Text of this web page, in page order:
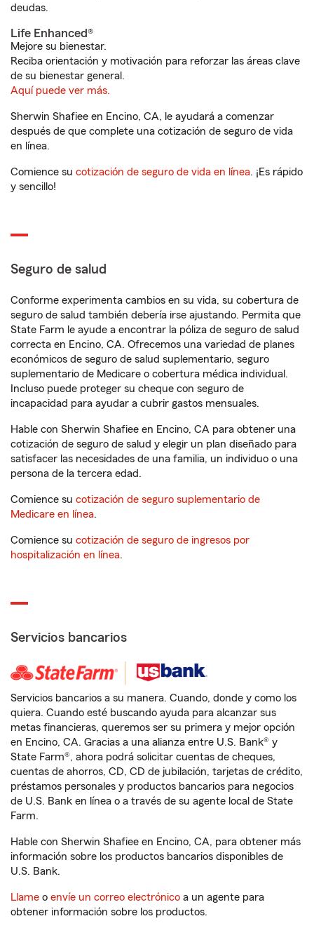
deudas.
Life Enhanced®
Mejore su bienestar.
Reciba orientación y motivación para reforzar las áreas clave
de su bienestar general.
Aquí puede ver más.
Sherwin Shafiee en Encino, CA, le ayudará a comenzar
después de que complete una cotización de seguro de vida
en línea.
Comience su cotización de seguro de vida en línea. ¡Es rápido
y sencillo!
Seguro de salud
Conforme experimenta cambios en su vida, su cobertura de
seguro de salud también debería irse ajustando. Permita que
State Farm le ayude a encontrar la póliza de seguro de salud
correcta en Encino, CA. Ofrecemos una variedad de planes
económicos de seguro de salud suplementario, seguro
suplementario de Medicare o cobertura médica individual.
Incluso puede proteger su cheque con seguro de
incapacidad para ayudar a cubrir gastos mensuales.
Hable con Sherwin Shafiee en Encino, CA para obtener una
cotización de seguro de salud y elegir un plan diseñado para
satisfacer las necesidades de una familia, un individuo o una
persona de la tercera edad.
Comience su cotización de seguro suplementario de
Medicare en línea.
Comience su cotización de seguro de ingresos por
hospitalización en línea.
Servicios bancarios
Servicios bancarios a su manera. Cuando, donde y como los
quiera. Cuando esté buscando ayuda para alcanzar sus
metas financieras, queremos ser su primera y mejor opción
en Encino, CA. Gracias a una alianza entre U.S. Bank® y
State Farm®, ahora podrá solicitar cuentas de cheques,
cuentas de ahorros, CD, CD de jubilación, tarjetas de crédito,
préstamos personales y productos bancarios para negocios
de U.S. Bank en línea o a través de su agente local de State
Farm.
Hable con Sherwin Shafiee en Encino, CA, para obtener más
información sobre los productos bancarios disponibles de
U.S. Bank.
Llame o envíe un correo electrónico a un agente para
obtener información sobre los productos.